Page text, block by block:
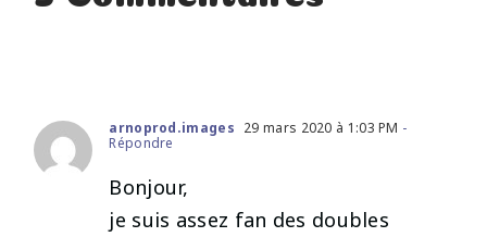
arnoprod.images 29 mars 2020 à 1:03 PM -
Répondre
Bonjour,
je suis assez fan des doubles